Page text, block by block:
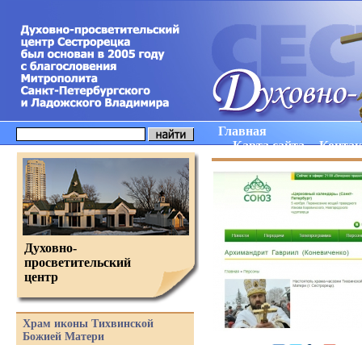
Главная
Карта сайта
Духовно-
просветительский
центр
Храм иконы Тихвинской
Божией Матери